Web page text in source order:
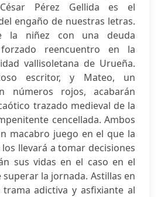
Pérez Gellida es el
engaño de nuestras letras.
la niñez con una deuda
reencuentro en la
vallisoletana de Urueña.
escritor, y Mateo, un
números rojos, acabarán
trazado medieval de la
cencellada. Ambos
macabro juego en el que la
llevará a tomar decisiones
sus vidas en el caso en el
la jornada. Astillas en
adictiva y asfixiante al